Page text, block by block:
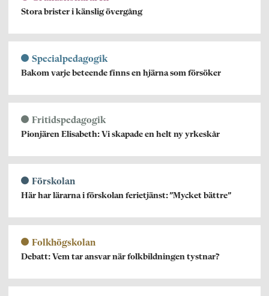
Stora brister i känslig övergång
Specialpedagogik
Bakom varje beteende finns en hjärna som försöker
Fritidspedagogik
Pionjären Elisabeth: Vi skapade en helt ny yrkeskår
Förskolan
Här har lärarna i förskolan ferietjänst: ”Mycket bättre”
Folkhögskolan
Debatt: Vem tar ansvar när folkbildningen tystnar?